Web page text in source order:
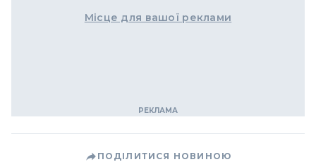
Місце для вашої реклами
ПОДІЛИТИСЯ НОВИНОЮ